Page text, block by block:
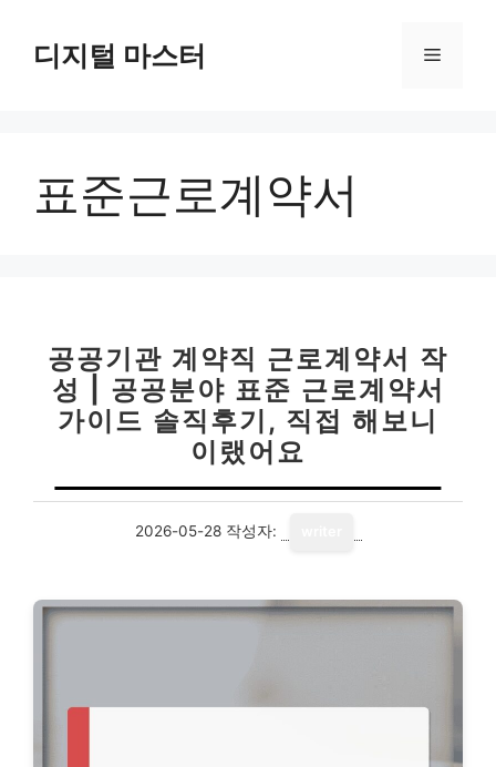
디지털 마스터 메
표준근로계약서
공공기관 계약직 근로계약서 작
성 | 공공분야 표준 근로계약서
가이드 솔직후기, 직접 해보니
이랬어요
2026-05-28 작성자: